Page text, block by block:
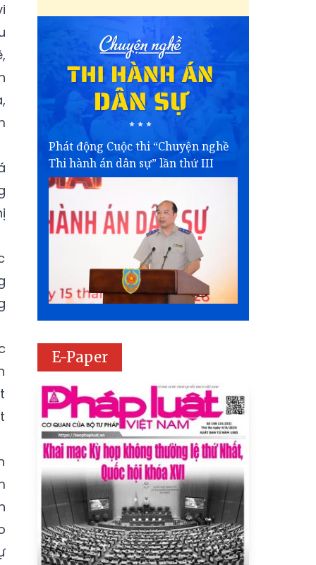
Phát động Cuộc thi “Chuyện nghề
Thi hành án dân sự” lần thứ III
E-Paper